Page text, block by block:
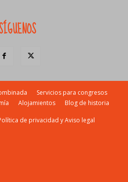
Servicios para congresos
Alojamientos Blog de historia
de privacidad y Aviso legal